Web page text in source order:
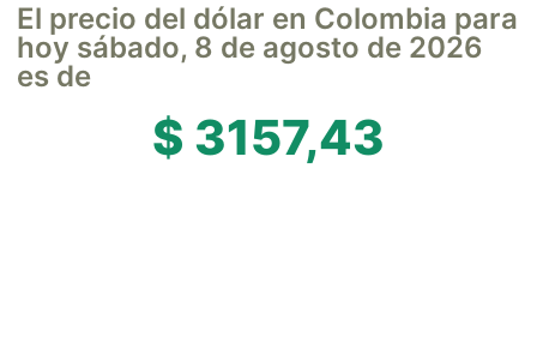
El precio del dólar en Colombia para
hoy sábado, 8 de agosto de 2026
es de
$ 3157,43